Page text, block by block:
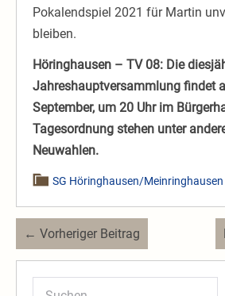
Pokalendspiel 2021 für Martin
bleiben.
Höringhausen – TV 08: Die
Jahreshauptversammlung findet
September, um 20 Uhr im
Tagesordnung stehen unter
Neuwahlen.
SG Höringhausen/Meinringhausen
Beitragsnavigation
← Vorheriger Beitrag
Suchen